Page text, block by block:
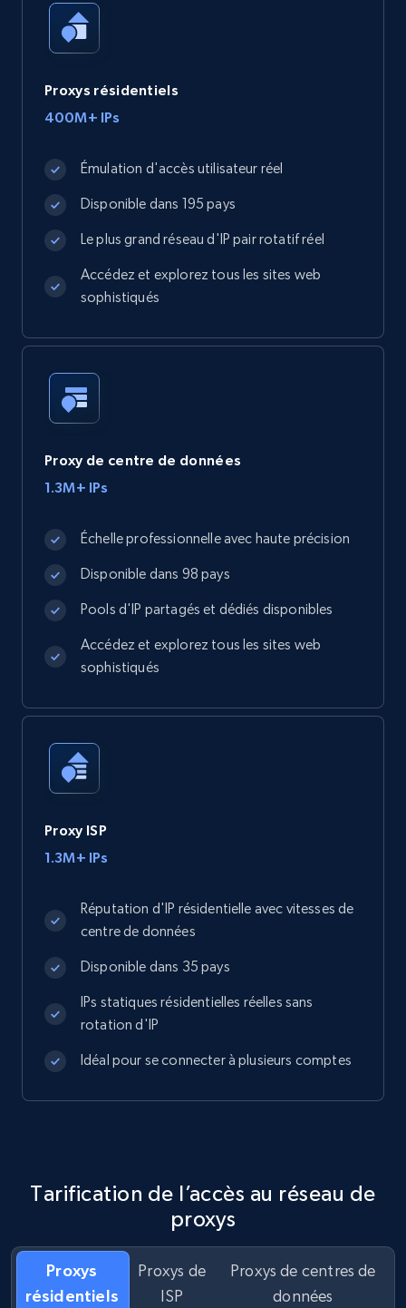
Proxys résidentiels
400M+ IPs
Émulation d'accès utilisateur réel
Disponible dans 195 pays
Le plus grand réseau d'IP pair rotatif réel
Accédez et explorez tous les sites web
sophistiqués
Proxy de centre de données
1.3M+ IPs
Échelle professionnelle avec haute précision
Disponible dans 98 pays
Pools d'IP partagés et dédiés disponibles
Accédez et explorez tous les sites web
sophistiqués
Proxy ISP
1.3M+ IPs
Réputation d'IP résidentielle avec vitesses de
centre de données
Disponible dans 35 pays
IPs statiques résidentielles réelles sans
rotation d'IP
Idéal pour se connecter à plusieurs comptes
Tarification de l’accès au réseau de
proxys
Proxys
résidentiels
Proxys de
ISP
Proxys de centres de
données